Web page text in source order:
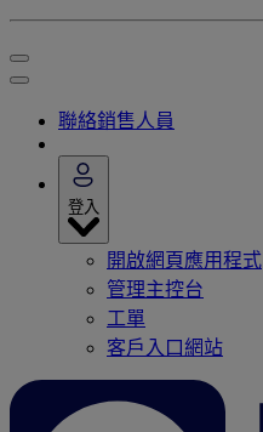
聯絡銷售人員
登入
開啟網頁應用程式
管理主控台
工單
客戶入口網站